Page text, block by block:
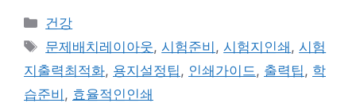
카
테
리
건강
태
그
문제배치레이아웃,시험준비 ,시험지인쇄 ,시험
지출력최적화, 용지설정팁 , 인쇄가이드 , 출력팁 , 학
습준비 , 효율적인인쇄